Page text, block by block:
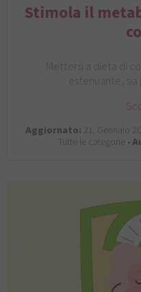
Stimola il
Mettersi a dieta di
estenuante,
Aggiornato: 21. Gennaio
Tutte le categorie •